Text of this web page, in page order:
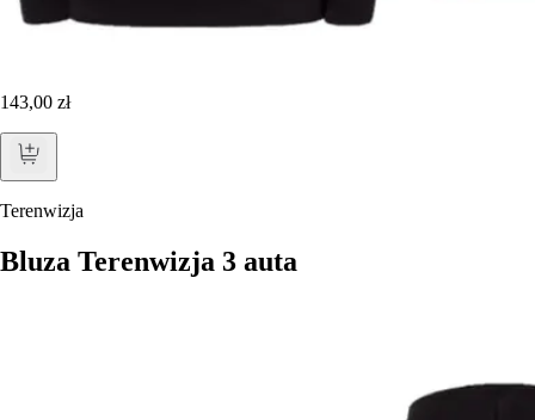
143,00 zł
Terenwizja
Bluza Terenwizja 3 auta